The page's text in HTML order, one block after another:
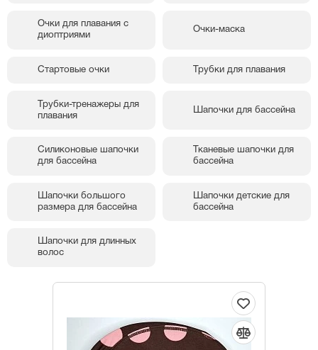
Очки для плавания с
диоптриями
Очки-маска
Стартовые очки Трубки для плавания
Трубки-тренажеры для
плавания
Шапочки для бассейна
Силиконовые шапочки
для бассейна
Тканевые шапочки для
бассейна
Шапочки большого
размера для бассейна
Шапочки детские для
бассейна
Шапочки для длинных
волос